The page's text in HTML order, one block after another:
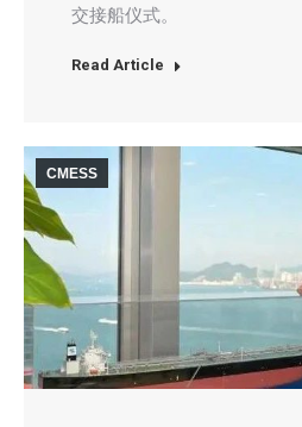
交接船仪式。
Read Article
CMESS